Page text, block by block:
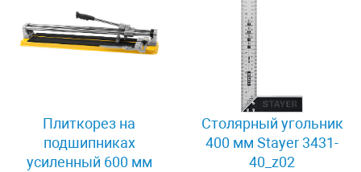
Плиткорез на
подшипниках
усиленный 600 мм
Столярный угольник
400 мм Stayer 3431-
40_z02